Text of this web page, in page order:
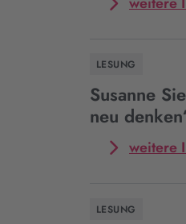
LESUNG
Susanne
neu
weitere
LESUNG